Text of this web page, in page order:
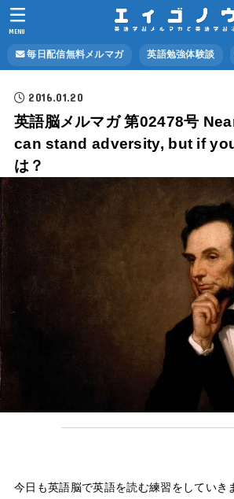
毎日配信無料メルマガ 英語勉強体験談
MENU
2016.01.20
英語脳メルマガ 第02478号
can stand adversity, but if
は？
今日も英語脳で英語を読む練習をしていき